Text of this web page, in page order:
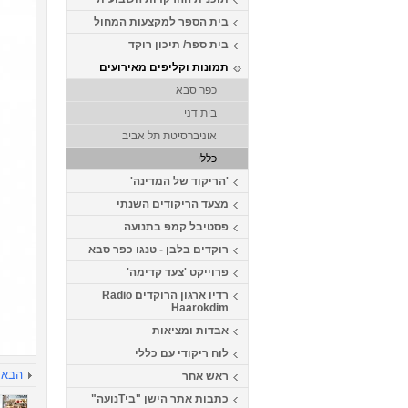
בית הספר למקצעות המחול
בית ספר/ תיכון רוקד
תמונות וקליפים מאירועים
כפר סבא
בית דני
אוניברסיטת תל אביב
כללי
'הריקוד של המדינה'
מצעד הריקודים השנתי
פסטיבל קמפ בתנועה
רוקדים בלבן - טנגו כפר סבא
פרוייקט 'צעד קדימה'
רדיו ארגון הרוקדים Radio
Haarokdim
אבדות ומציאות
לוח ריקודי עם כללי
ראש אחר
כתבות אתר הישן "ביTנועה"
הבא